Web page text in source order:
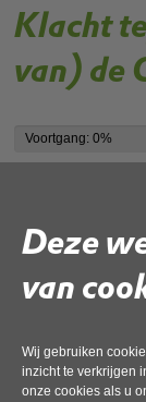
Deze
van
Wij gebruiken
inzicht te verkrijgen
onze cookies als u
Klacht
van) de
Voortgang: 0%
Voortgang: 0%
Het gaat hier om
werknemer van de
Ombudsman.